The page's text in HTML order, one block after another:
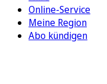
Online-Service
Meine Region
Abo kündigen